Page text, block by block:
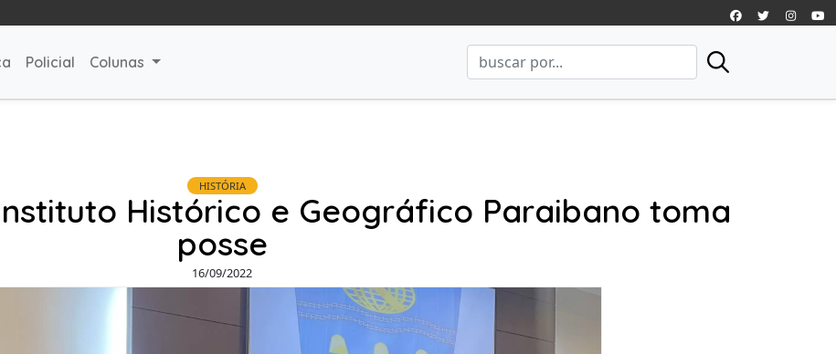
Policial Colunas
HISTÓRIA
Histórico e Geográfico Paraibano toma
posse
16/09/2022